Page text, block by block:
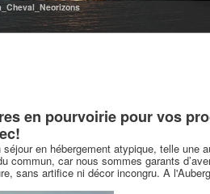
en pourvoirie pour vos
séjour en hébergement atypique, telle une
commun, car nous sommes garants
sans artifice ni décor incongru. A